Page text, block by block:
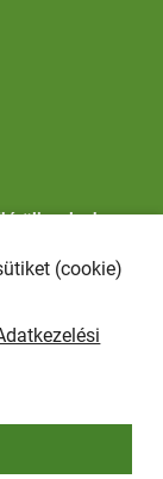
melegben
a lakosság felé
(cookie)